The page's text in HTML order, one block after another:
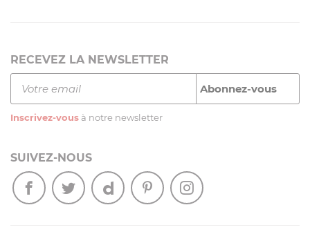
RECEVEZ LA NEWSLETTER
Inscrivez-vous à notre newsletter
SUIVEZ-NOUS